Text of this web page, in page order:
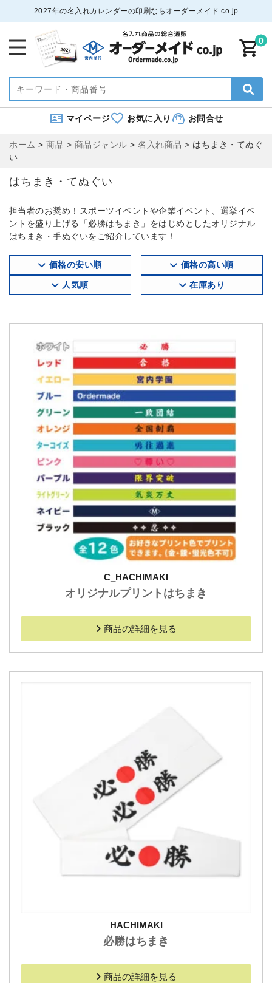
2027年の名入れカレンダーの印刷ならオーダーメイド.co.jp
0
マイページ お気に入り お問合せ
ホーム > 商品 > 商品ジャンル > 名入れ商品 > はちまき・てぬぐ
い
はちまき・てぬぐい
担当者のお奨め！スポーツイベントや企業イベント、選挙イベ
ントを盛り上げる「必勝はちまき」をはじめとしたオリジナル
はちまき・手ぬぐいをご紹介しています！
価格の安い順 価格の高い順
人気順 在庫あり
C_HACHIMAKI
オリジナルプリントはちまき
商品の詳細を見る
HACHIMAKI
必勝はちまき
商品の詳細を見る